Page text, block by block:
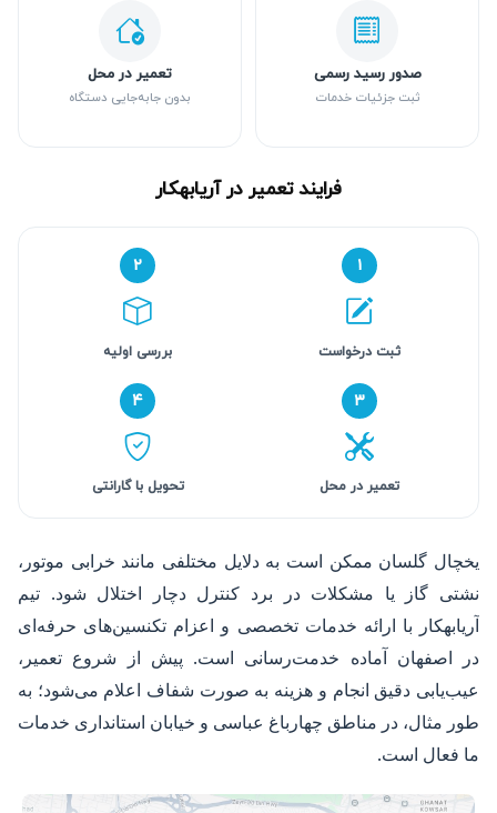
صدور رسید رسمی
ثبت جزئیات خدمات
تعمیر در محل
بدون جابه‌جایی دستگاه
فرایند تعمیر در آریابهکار
۱
ثبت درخواست
۲
بررسی اولیه
۳
تعمیر در محل
۴
تحویل با گارانتی
یخچال گلسان ممکن است به دلایل مختلفی مانند خرابی موتور،
نشتی گاز یا مشکلات در برد کنترل دچار اختلال شود. تیم
آریابهکار با ارائه خدمات تخصصی و اعزام تکنسین‌های حرفه‌ای
در اصفهان آماده خدمت‌رسانی است. پیش از شروع تعمیر،
عیب‌یابی دقیق انجام و هزینه به صورت شفاف اعلام می‌شود؛ به
طور مثال، در مناطق چهارباغ عباسی و خیابان استانداری خدمات
ما فعال است.